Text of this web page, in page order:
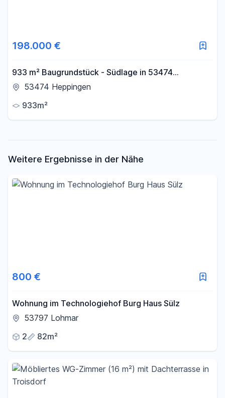
198.000 €
933 m² Baugrundstück - Südlage in 53474
Heppingen
53474 Heppingen
933m²
Weitere Ergebnisse in der Nähe
800 €
Wohnung im Technologiehof Burg Haus Sülz
53797 Lohmar
2
82m²